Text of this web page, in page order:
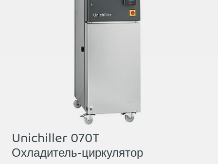
Unichiller 070T
Охладитель-циркулятор